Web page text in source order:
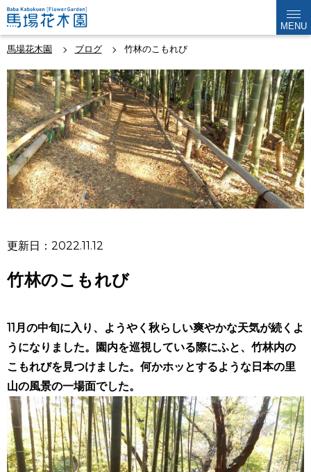
MENU
馬場花木園 ブログ 竹林のこもれび
更新日：2022.11.12
竹林のこもれび
11月の中旬に入り、ようやく秋らしい爽やかな天気が続くよ
うになりました。園内を巡視している際にふと、竹林内の
こもれびを見つけました。何かホッとするような日本の里
山の風景の一場面でした。